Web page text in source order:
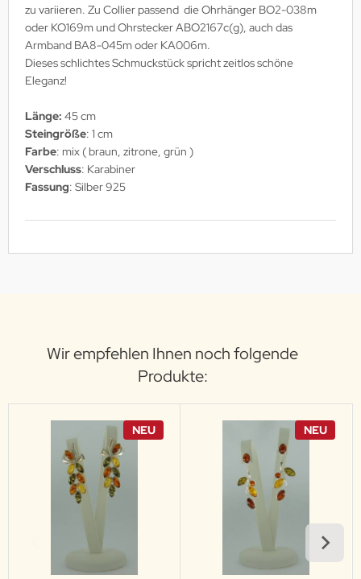
zu variieren. Zu Collier passend die Ohrhänger BO2-038m
oder KO169m und Ohrstecker ABO2167c(g), auch das
Armband BA8-045m oder KA006m.
Dieses schlichtes Schmuckstück spricht zeitlos schöne
Eleganz!
Länge: 45 cm
Steingröße: 1 cm
Farbe: mix ( braun, zitrone, grün )
Verschluss: Karabiner
Fassung: Silber 925
Wir empfehlen Ihnen noch folgende
Produkte:
NEU NEU